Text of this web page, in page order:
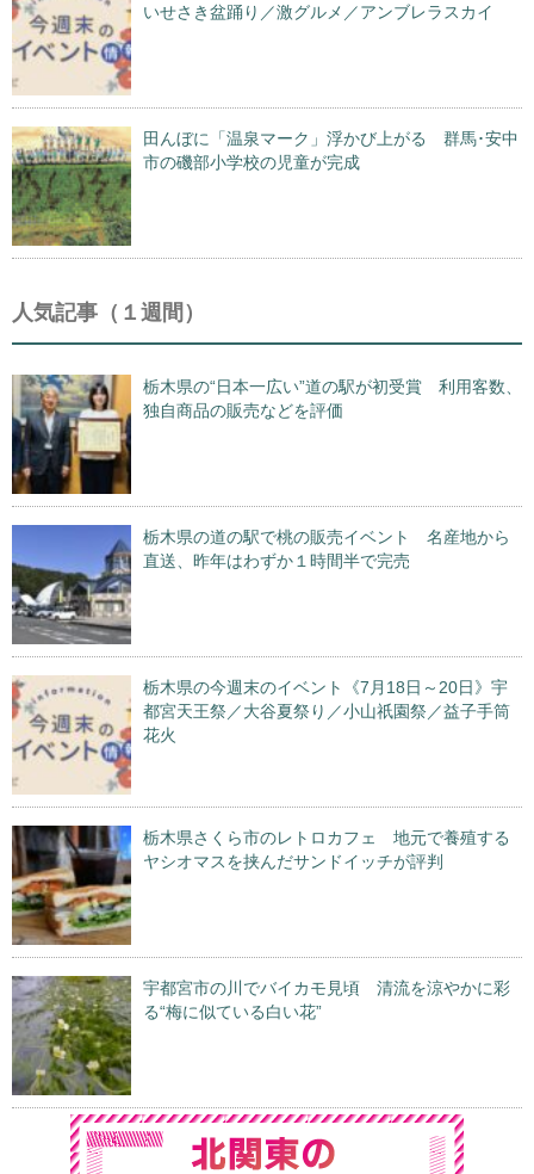
いせさき盆踊り／激グルメ／アンブレラスカイ
田んぼに「温泉マーク」浮かび上がる 群馬･安中
市の磯部小学校の児童が完成
人気記事（１週間）
栃木県の“日本一広い”道の駅が初受賞 利用客数、
独自商品の販売などを評価
栃木県の道の駅で桃の販売イベント 名産地から
直送、昨年はわずか１時間半で完売
栃木県の今週末のイベント《7月18日～20日》宇
都宮天王祭／大谷夏祭り／小山祇園祭／益子手筒
花火
栃木県さくら市のレトロカフェ 地元で養殖する
ヤシオマスを挟んだサンドイッチが評判
宇都宮市の川でバイカモ見頃 清流を涼やかに彩
る“梅に似ている白い花”